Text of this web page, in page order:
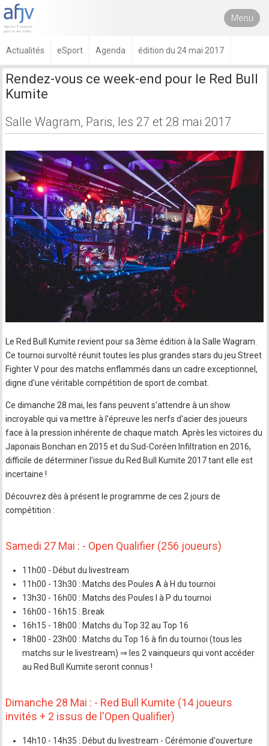
Menu
Actualités eSport Agenda édition du 24 mai 2017
Rendez-vous ce week-end pour le Red Bull
Kumite
Salle Wagram, Paris, les 27 et 28 mai 2017
Le Red Bull Kumite revient pour sa 3ème édition à la Salle Wagram.
Ce tournoi survolté réunit toutes les plus grandes stars du jeu Street
Fighter V pour des matchs enflammés dans un cadre exceptionnel,
digne d'une véritable compétition de sport de combat.
Ce dimanche 28 mai, les fans peuvent s'attendre à un show
incroyable qui va mettre à l'épreuve les nerfs d'acier des joueurs
face à la pression inhérente de chaque match. Après les victoires du
Japonais Bonchan en 2015 et du Sud-Coréen Infiltration en 2016,
difficile de déterminer l'issue du Red Bull Kumite 2017 tant elle est
incertaine !
Découvrez dès à présent le programme de ces 2 jours de
compétition :
Samedi 27 Mai : - Open Qualifier (256 joueurs)
11h00 - Début du livestream
11h00 - 13h30 : Matchs des Poules A à H du tournoi
13h30 - 16h00 : Matchs des Poules I à P du tournoi
16h00 - 16h15 : Break
16h15 - 18h00 : Matchs du Top 32 au Top 16
18h00 - 23h00 : Matchs du Top 16 à fin du tournoi (tous les
matchs sur le livestream) ⇒ les 2 vainqueurs qui vont accéder
au Red Bull Kumite seront connus !
Dimanche 28 Mai : - Red Bull Kumite (14 joueurs
invités + 2 issus de l'Open Qualifier)
14h10 - 14h35 : Début du livestream - Cérémonie d'ouverture